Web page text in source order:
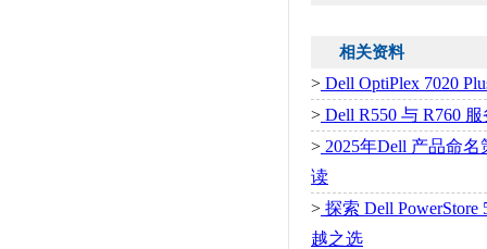
相关资料
> Dell OptiPlex 7020
> Dell R550 与 R760
> 2025年Dell 产品命
读
> 探索 Dell
越之选